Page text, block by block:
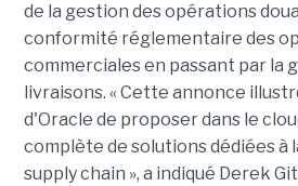
de la gestion des opérations
conformité réglementaire des
commerciales en passant par la
livraisons. « Cette annonce
d'Oracle de proposer dans le
complète de solutions dédiées à
supply chain », a indiqué Derek